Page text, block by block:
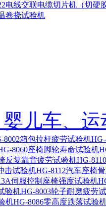
电线交联电缆切片机（切硬
卷挠试验机
儿车、
8002箱包拉杆疲劳试验机
8060座椅脚轮寿命试验机
反复靠背疲劳试验机HG-
击试验机HG-8112汽车座椅
伺服控制座椅强度试验机
验机HG-8003轮子耐磨疲劳
机HG-8086零高度跌落试验